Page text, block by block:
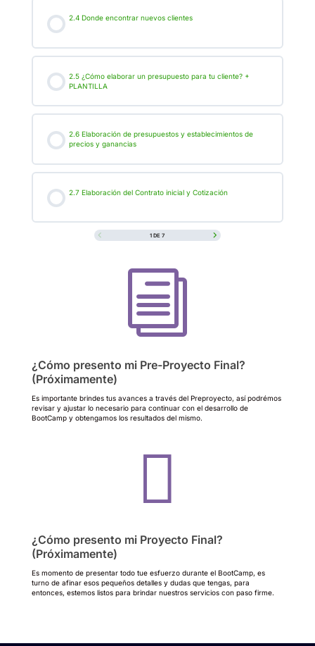
2.4 Donde encontrar nuevos clientes
2.5 ¿Cómo elaborar un presupuesto para tu cliente? +
PLANTILLA
2.6 Elaboración de presupuestos y establecimientos de
precios y ganancias
2.7 Elaboración del Contrato inicial y Cotización
1 DE 7
i
¿Cómo presento mi Pre-Proyecto Final?
(Próximamente)
Es importante brindes tus avances a través del Preproyecto, así podrémos
revisar y ajustar lo necesario para continuar con el desarrollo de
BootCamp y obtengamos los resultados del mismo.

¿Cómo presento mi Proyecto Final?
(Próximamente)
Es momento de presentar todo tue esfuerzo durante el BootCamp, es
turno de afinar esos pequeños detalles y dudas que tengas, para
entonces, estemos listos para brindar nuestros servicios con paso firme.